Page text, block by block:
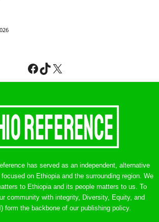
Facebook
TikTok
X
has served as an independent, alternative
on Ethiopia and the surrounding region. We
to Ethiopia and its people matters to us. To
community with integrity, Diversity, Equity, and
form the backbone of our publishing policy.